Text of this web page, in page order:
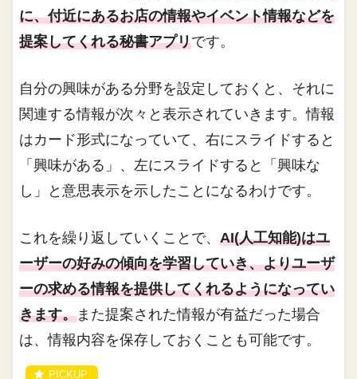
に、付近にあるお店の情報やイベント情報などを
提案してくれる秘書アプリです。
自分の興味がある分野を設定しておくと、それに
関連する情報が次々と表示されていきます。情報
はカード形式になっていて、右にスライドすると
「興味がある」、左にスライドすると「興味な
し」と意思表示を示したことになるわけです。
これを繰り返していくことで、AI(人工知能)はユ
ーザーの好みの傾向を学習していき、よりユーザ
ーの求める情報を提供してくれるようになってい
きます。また提案された情報が有益だった場合
は、情報内容を保存しておくことも可能です。